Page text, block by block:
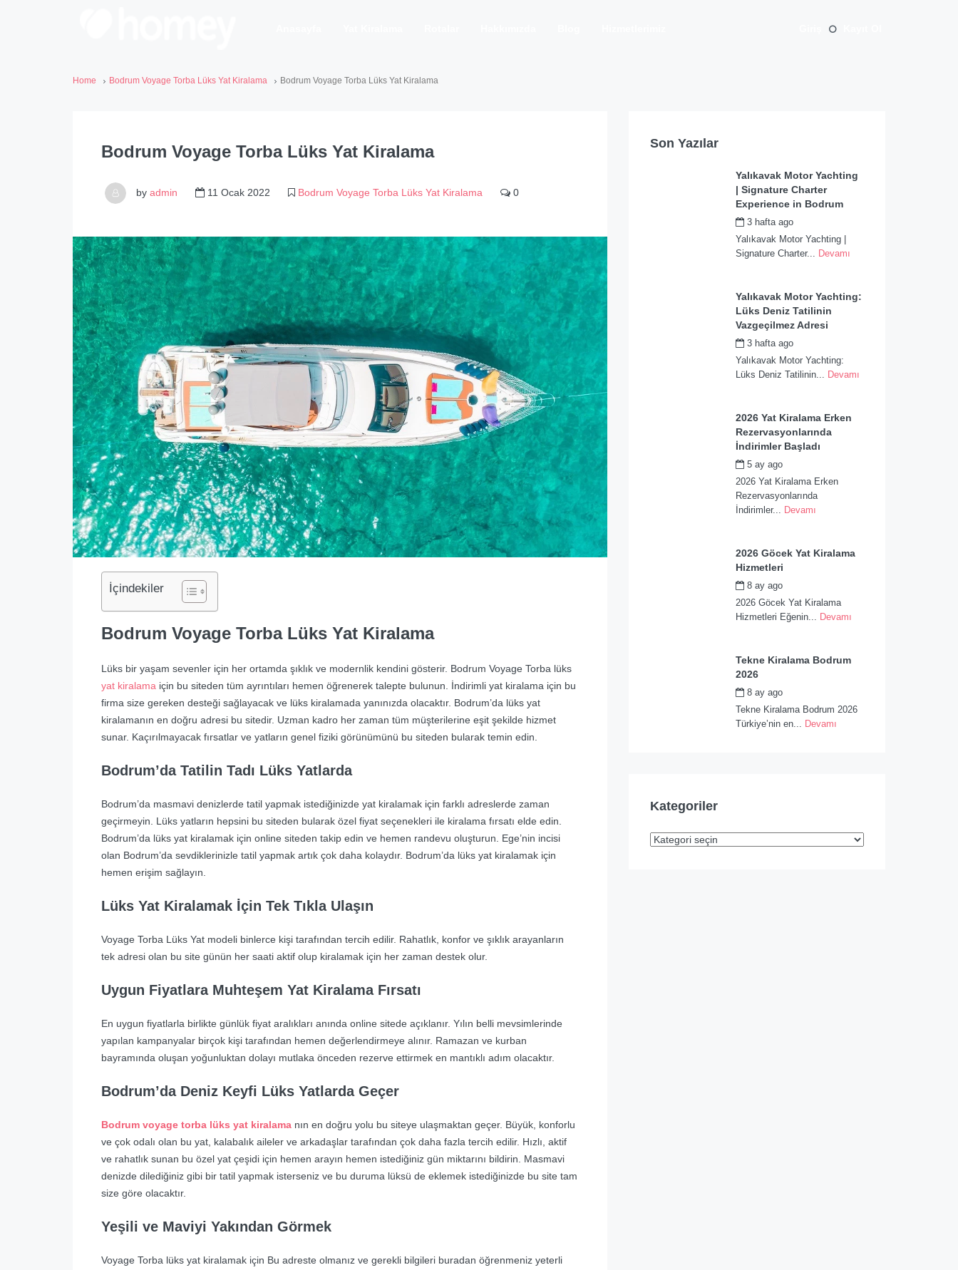
Home Bodrum Voyage Torba Lüks Yat Kiralama Bodrum Voyage Torba Lüks Yat Kiralama
Bodrum Voyage Torba Lüks Yat Kiralama
by admin 11 Ocak 2022 Bodrum Voyage Torba Lüks Yat Kiralama 0
İçindekiler
Bodrum Voyage Torba Lüks Yat Kiralama
Lüks bir yaşam sevenler için her ortamda şıklık ve modernlik kendini gösterir. Bodrum Voyage Torba lüks
yat kiralama için bu siteden tüm ayrıntıları hemen öğrenerek talepte bulunun. İndirimli yat kiralama için bu
firma size gereken desteği sağlayacak ve lüks kiralamada yanınızda olacaktır. Bodrum’da lüks yat
kiralamanın en doğru adresi bu sitedir. Uzman kadro her zaman tüm müşterilerine eşit şekilde hizmet
sunar. Kaçırılmayacak fırsatlar ve yatların genel fiziki görünümünü bu siteden bularak temin edin.
Bodrum’da Tatilin Tadı Lüks Yatlarda
Bodrum’da masmavi denizlerde tatil yapmak istediğinizde yat kiralamak için farklı adreslerde zaman
geçirmeyin. Lüks yatların hepsini bu siteden bularak özel fiyat seçenekleri ile kiralama fırsatı elde edin.
Bodrum’da lüks yat kiralamak için online siteden takip edin ve hemen randevu oluşturun. Ege’nin incisi
olan Bodrum’da sevdiklerinizle tatil yapmak artık çok daha kolaydır. Bodrum’da lüks yat kiralamak için
hemen erişim sağlayın.
Lüks Yat Kiralamak İçin Tek Tıkla Ulaşın
Voyage Torba Lüks Yat modeli binlerce kişi tarafından tercih edilir. Rahatlık, konfor ve şıklık arayanların
tek adresi olan bu site günün her saati aktif olup kiralamak için her zaman destek olur.
Uygun Fiyatlara Muhteşem Yat Kiralama Fırsatı
En uygun fiyatlarla birlikte günlük fiyat aralıkları anında online sitede açıklanır. Yılın belli mevsimlerinde
yapılan kampanyalar birçok kişi tarafından hemen değerlendirmeye alınır. Ramazan ve kurban
bayramında oluşan yoğunluktan dolayı mutlaka önceden rezerve ettirmek en mantıklı adım olacaktır.
Bodrum’da Deniz Keyfi Lüks Yatlarda Geçer
Bodrum voyage torba lüks yat kiralama nın en doğru yolu bu siteye ulaşmaktan geçer. Büyük, konforlu
ve çok odalı olan bu yat, kalabalık aileler ve arkadaşlar tarafından çok daha fazla tercih edilir. Hızlı, aktif
ve rahatlık sunan bu özel yat çeşidi için hemen arayın hemen istediğiniz gün miktarını bildirin. Masmavi
denizde dilediğiniz gibi bir tatil yapmak isterseniz ve bu duruma lüksü de eklemek istediğinizde bu site tam
size göre olacaktır.
Yeşili ve Maviyi Yakından Görmek
Voyage Torba lüks yat kiralamak için Bu adreste olmanız ve gerekli bilgileri buradan öğrenmeniz yeterli
Son Yazılar
Yalıkavak Motor Yachting
| Signature Charter
Experience in Bodrum
3 hafta ago
Yalıkavak Motor Yachting |
Signature Charter...
Devamı
Yalıkavak Motor Yachting:
Lüks Deniz Tatilinin
Vazgeçilmez Adresi
3 hafta ago
Yalıkavak Motor Yachting:
Lüks Deniz Tatilinin...
Devamı
2026 Yat Kiralama Erken
Rezervasyonlarında
İndirimler Başladı
5 ay ago
2026 Yat Kiralama Erken
Rezervasyonlarında
İndirimler...
Devamı
2026 Göcek Yat Kiralama
Hizmetleri
8 ay ago
2026 Göcek Yat Kiralama
Hizmetleri Eğenin...
Devamı
Tekne Kiralama Bodrum
2026
8 ay ago
Tekne Kiralama Bodrum 2026
Türkiye’nin en...
Devamı
Kategoriler